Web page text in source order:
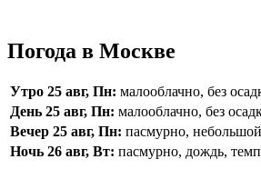
Погода в Москве
Утро 25 авг, Пн: малооблачно, без
День 25 авг, Пн: малооблачно, без
Вечер 25 авг, Пн: пасмурно,
Ночь 26 авг, Вт: пасмурно, дождь,